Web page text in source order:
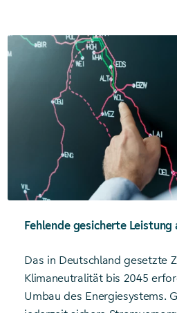
Fehlende gesicherte
Das in Deutschland gesetzte
Klimaneutralität bis 2045
Umbau des Energiesystems.